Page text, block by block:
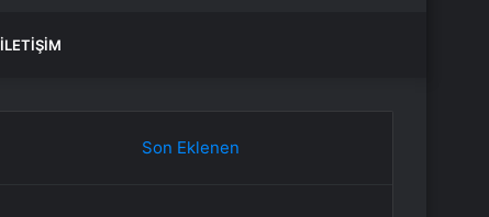
İLETIŞIM
Son Eklenen